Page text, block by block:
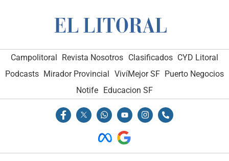
Campolitoral Revista Nosotros Clasificados CYD Litoral
Podcasts Mirador Provincial VivíMejor SF Puerto Negocios
Notife Educacion SF